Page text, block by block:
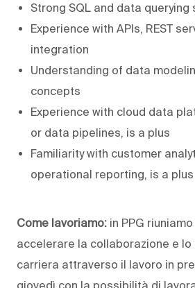
Strong SQL and data querying
Experience with APIs, REST
integration
Understanding of data
concepts
Experience with cloud data
or data pipelines, is a plus
Familiarity with customer
operational reporting, is a plus
Come lavoriamo: in PPG
accelerare la collaborazione e lo
carriera attraverso il lavoro in
giovedì con la possibilità di